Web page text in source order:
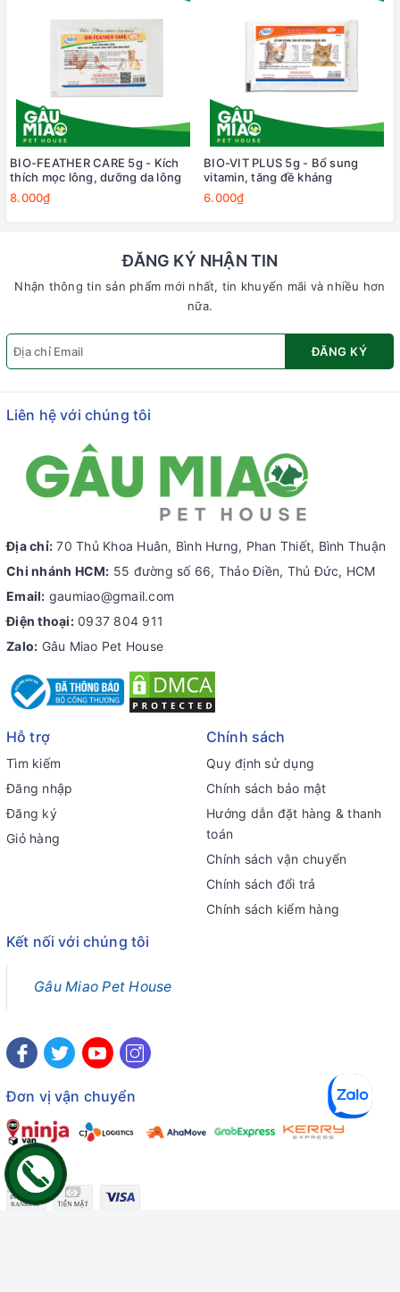
BIO-FEATHER CARE 5g - Kích
thích mọc lông, dưỡng da lông
8.000₫
BIO-VIT PLUS 5g - Bổ sung
vitamin, tăng đề kháng
6.000₫
ĐĂNG KÝ NHẬN TIN
Nhận thông tin sản phẩm mới nhất, tin khuyến mãi và nhiều hơn
nữa.
ĐĂNG KÝ
Liên hệ với chúng tôi
Địa chỉ: 70 Thủ Khoa Huân, Bình Hưng, Phan Thiết, Bình Thuận
Chi nhánh HCM: 55 đường số 66, Thảo Điền, Thủ Đức, HCM
Email: gaumiao@gmail.com
Điện thoại: 0937 804 911
Zalo: Gâu Miao Pet House
Hỗ trợ
Tìm kiếm
Đăng nhập
Đăng ký
Giỏ hàng
Chính sách
Quy định sử dụng
Chính sách bảo mật
Hướng dẫn đặt hàng & thanh
toán
Chính sách vận chuyển
Chính sách đổi trả
Chính sách kiểm hàng
Kết nối với chúng tôi
Gâu Miao Pet House
Đơn vị vận chuyển